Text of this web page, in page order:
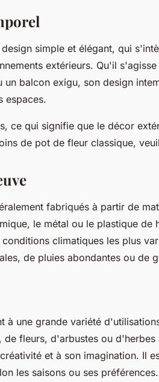
simple et élégant, qui
extérieurs. Qu'il
un balcon exigu, son design
espaces.
ce qui signifie que le décor
de pot de fleur classique,
fabriqués à partir de
le métal ou le plastique de
climatiques les plus
de pluies abondantes ou de
à une grande variété
fleurs, d'arbustes ou d'herbes
et à son imagination. Il
les saisons ou ses